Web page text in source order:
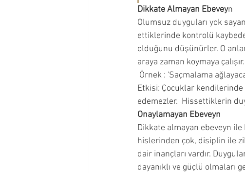
Dikkate Almayan Ebeveyn
Olumsuz duyguları yok
ettiklerinde kontrolü
olduğunu düşünürler. O
araya zaman koymaya çalışır.
Örnek : 'Saçmalama
Etkisi: Çocuklar kendilerinde
edemezler.  Hissettiklerin
Onaylamayan Ebeveyn
Dikkate almayan ebeveyn ile
hislerinden çok, disiplin ile
dair inançları vardır.
dayanıklı ve güçlü olmaları